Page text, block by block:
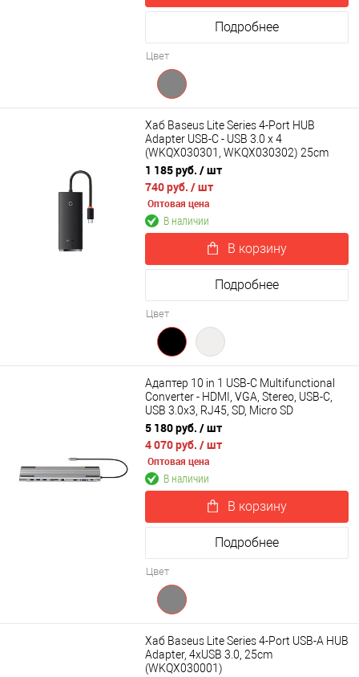
Подробнее
Цвет
Хаб Baseus Lite Series 4-Port HUB
Adapter USB-C - USB 3.0 х 4
(WKQX030301, WKQX030302) 25cm
1 185 руб. / шт
740 руб. / шт
Оптовая цена
В наличии
В корзину
Подробнее
Цвет
Адаптер 10 in 1 USB-C Multifunctional
Converter - HDMI, VGA, Stereo, USB-C,
USB 3.0х3, RJ45, SD, Micro SD
5 180 руб. / шт
4 070 руб. / шт
Оптовая цена
В наличии
В корзину
Подробнее
Цвет
Хаб Baseus Lite Series 4-Port USB-A HUB
Adapter, 4xUSB 3.0, 25cm
(WKQX030001)